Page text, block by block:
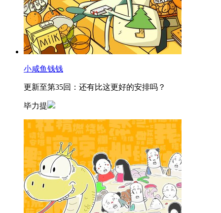
小咸鱼钱钱
更新至第35回：还有比这更好的安排吗？
毕力提